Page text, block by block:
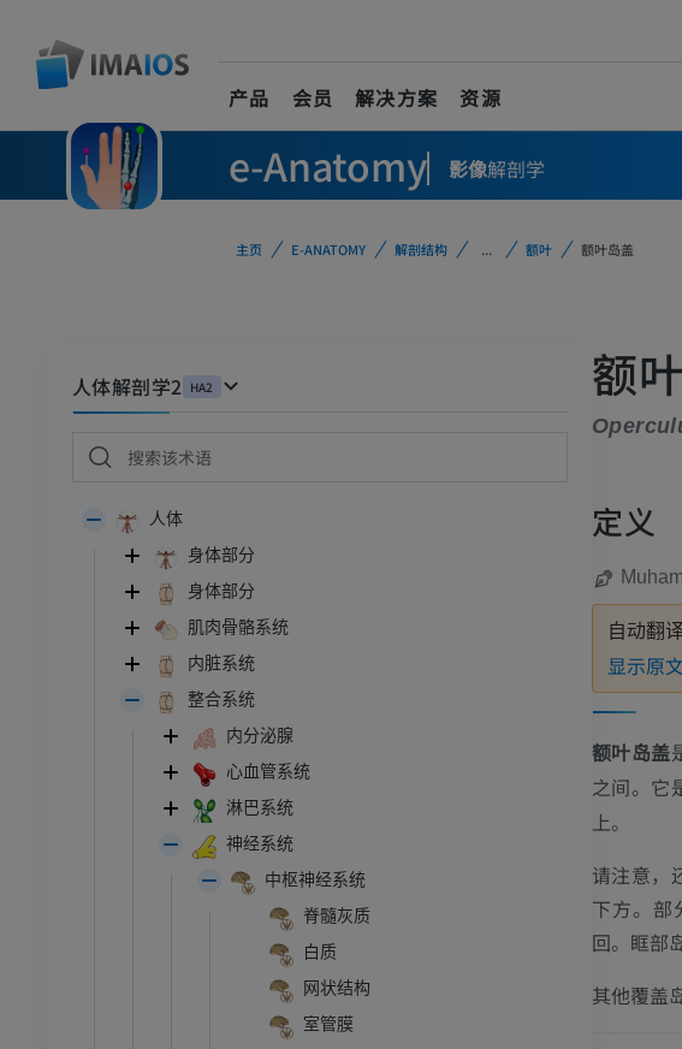
产品 会员 解决方案 资源
e-Anatomy 影像解剖学
主页 E-ANATOMY 解剖结构 ... 额叶 额叶岛盖
人体解剖学2 HA2
人体
身体部分
身体部分
肌肉骨骼系统
内脏系统
整合系统
内分泌腺
心血管系统
淋巴系统
神经系统
中枢神经系统
脊髓灰质
白质
网状结构
室管膜
额
定义
自动翻
显示原文
额叶岛盖
之间。它
上。
请注意，
下方。部
回。眶部
其他覆盖